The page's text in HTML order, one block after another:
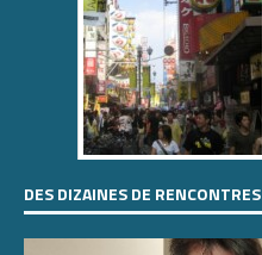
DES DIZAINES DE RENCONTRES